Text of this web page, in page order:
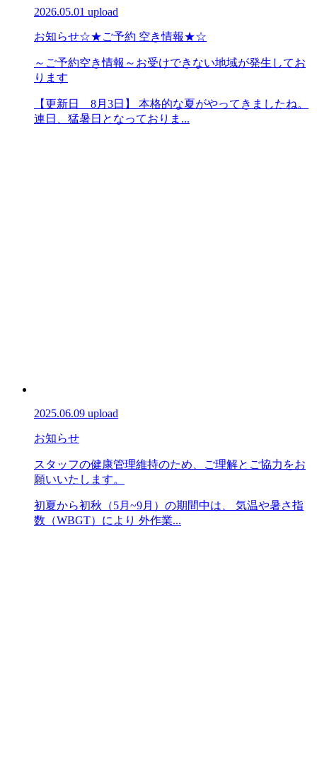
2026.05.01 upload
お知らせ☆★ご予約 空き情報★☆
～ご予約空き情報～お受けできない地域が発生してお
ります
【更新日 8月3日】 本格的な夏がやってきましたね。
連日、猛暑日となっておりま...
2025.06.09 upload
お知らせ
スタッフの健康管理維持のため、ご理解とご協力をお
願いいたします。
初夏から初秋（5月~9月）の期間中は、 気温や暑さ指
数（WBGT）により 外作業...